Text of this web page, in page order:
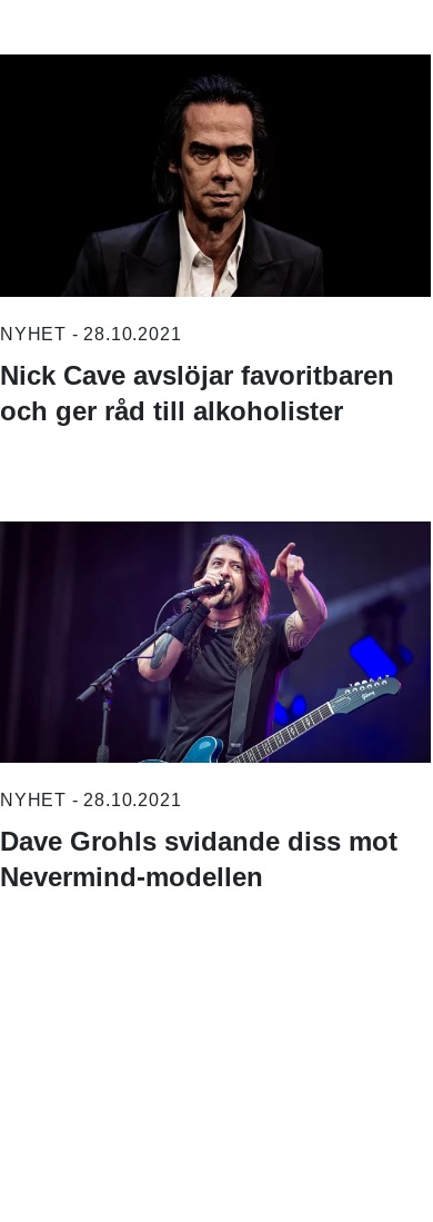
NYHET - 28.10.2021
Nick Cave avslöjar favoritbaren
och ger råd till alkoholister
NYHET - 28.10.2021
Dave Grohls svidande diss mot
Nevermind-modellen